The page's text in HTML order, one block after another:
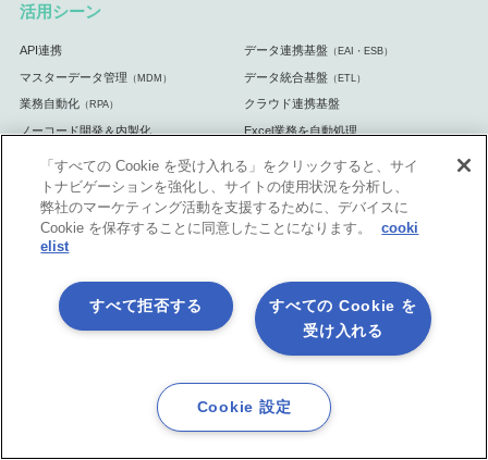
活用シーン
API連携 データ連携基盤 （EAI・ESB）
マスターデータ管理 （MDM） データ統合基盤 （ETL）
業務自動化（RPA） クラウド連携基盤
ノーコード開発＆内製化 Excel業務を自動処理
マーケティング業務を自動化
体験してみよう
無料体験版 手ぶら de 体験 5日間 （クラウド版）
じっくり 体験 30日間 （オンプレミス ASTERIA Warp体験セミナー
「すべての Cookie を受け入れる」をクリックすると、サイ
トナビゲーションを強化し、サイトの使用状況を分析し、
弊社のマーケティング活動を支援するために、デバイスに
Cookie を保存することに同意したことになります。
cooki
elist
すべての Cookie を
受け入れる
すべて拒否する
Cookie 設定